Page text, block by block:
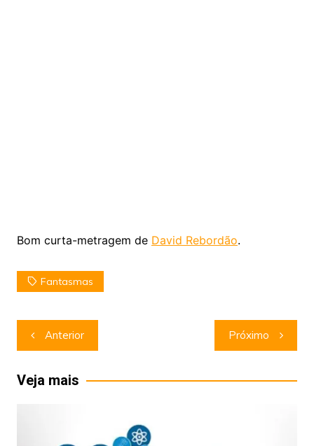
Bom curta-metragem de David Rebordão.
Fantasmas
Navegação
de
Post
Anterior Próximo
Veja mais